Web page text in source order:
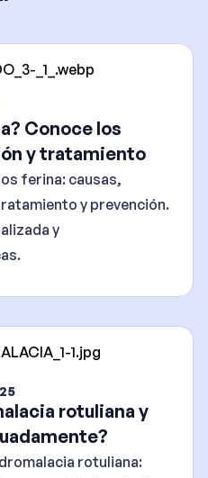
Conoce los
y tratamiento
ferina: causas,
y prevención.
y
rotuliana y
rotuliana: